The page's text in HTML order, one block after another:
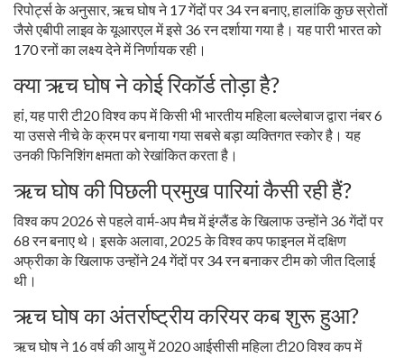
रिपोर्ट्स के अनुसार, ऋच घोष ने 17 गेंदों पर 34 रन बनाए, हालांकि कुछ स्रोतों
जैसे एबीपी लाइव के यूआरएल में इसे 36 रन दर्शाया गया है। यह पारी भारत को
170 रनों का लक्ष्य देने में निर्णायक रही।
क्या ऋच घोष ने कोई रिकॉर्ड तोड़ा है?
हां, यह पारी टी20 विश्व कप में किसी भी भारतीय महिला बल्लेबाज द्वारा नंबर 6
या उससे नीचे के क्रम पर बनाया गया सबसे बड़ा व्यक्तिगत स्कोर है। यह
उनकी फिनिशिंग क्षमता को रेखांकित करता है।
ऋच घोष की पिछली प्रमुख पारियां कैसी रही हैं?
विश्व कप 2026 से पहले वार्म-अप मैच में इंग्लैंड के खिलाफ उन्होंने 36 गेंदों पर
68 रन बनाए थे। इसके अलावा, 2025 के विश्व कप फाइनल में दक्षिण
अफ्रीका के खिलाफ उन्होंने 24 गेंदों पर 34 रन बनाकर टीम को जीत दिलाई
थी।
ऋच घोष का अंतर्राष्ट्रीय करियर कब शुरू हुआ?
ऋच घोष ने 16 वर्ष की आयु में 2020 आईसीसी महिला टी20 विश्व कप में